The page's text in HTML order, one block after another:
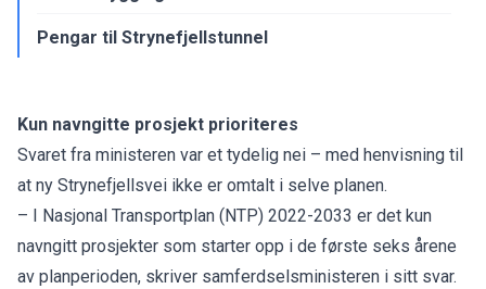
Pengar til Strynefjellstunnel
Kun navngitte prosjekt prioriteres
Svaret fra ministeren var et tydelig nei – med henvisning til
at ny Strynefjellsvei ikke er omtalt i selve planen.
– I Nasjonal Transportplan (NTP) 2022-2033 er det kun
navngitt prosjekter som starter opp i de første seks årene
av planperioden, skriver samferdselsministeren i sitt svar.